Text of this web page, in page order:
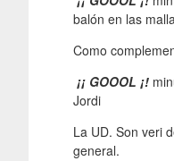
balón en las
Como
¡¡ GOOOL ¡!
Jordi
La UD. Son veri
general.